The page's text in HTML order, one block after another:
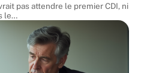
pas attendre le premier CDI, ni
le…